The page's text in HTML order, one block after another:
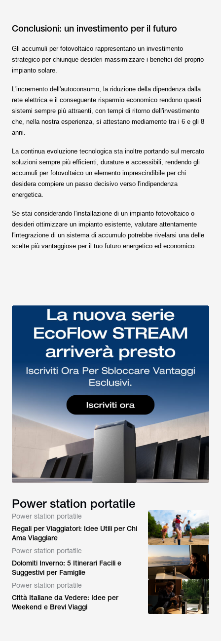
Conclusioni: un investimento per il futuro
Gli accumuli per fotovoltaico rappresentano un investimento
strategico per chiunque desideri massimizzare i benefici del proprio
impianto solare.
L'incremento dell'autoconsumo, la riduzione della dipendenza dalla
rete elettrica e il conseguente risparmio economico rendono questi
sistemi sempre più attraenti, con tempi di ritorno dell'investimento
che, nella nostra esperienza, si attestano mediamente tra i 6 e gli 8
anni.
La continua evoluzione tecnologica sta inoltre portando sul mercato
soluzioni sempre più efficienti, durature e accessibili, rendendo gli
accumuli per fotovoltaico un elemento imprescindibile per chi
desidera compiere un passo decisivo verso l'indipendenza
energetica.
Se stai considerando l'installazione di un impianto fotovoltaico o
desideri ottimizzare un impianto esistente, valutare attentamente
l'integrazione di un sistema di accumulo potrebbe rivelarsi una delle
scelte più vantaggiose per il tuo futuro energetico ed economico.
Power station portatile
Power station portatile
Regali per Viaggiatori: Idee Utili per Chi
Ama Viaggiare
Power station portatile
Dolomiti Inverno: 5 Itinerari Facili e
Suggestivi per Famiglie
Power station portatile
Città Italiane da Vedere: Idee per
Weekend e Brevi Viaggi